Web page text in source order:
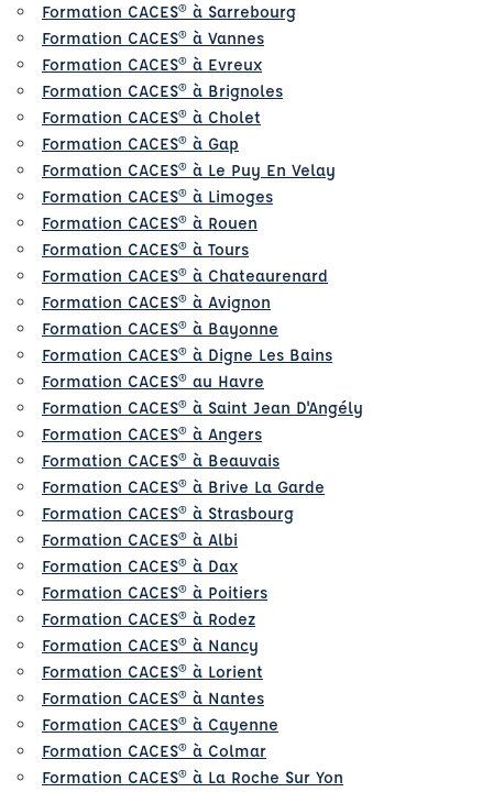
Formation CACES® à Sarrebourg
Formation CACES® à Vannes
Formation CACES® à Evreux
Formation CACES® à Brignoles
Formation CACES® à Cholet
Formation CACES® à Gap
Formation CACES® à Le Puy En Velay
Formation CACES® à Limoges
Formation CACES® à Rouen
Formation CACES® à Tours
Formation CACES® à Chateaurenard
Formation CACES® à Avignon
Formation CACES® à Bayonne
Formation CACES® à Digne Les Bains
Formation CACES® au Havre
Formation CACES® à Saint Jean D'Angély
Formation CACES® à Angers
Formation CACES® à Beauvais
Formation CACES® à Brive La Garde
Formation CACES® à Strasbourg
Formation CACES® à Albi
Formation CACES® à Dax
Formation CACES® à Poitiers
Formation CACES® à Rodez
Formation CACES® à Nancy
Formation CACES® à Lorient
Formation CACES® à Nantes
Formation CACES® à Cayenne
Formation CACES® à Colmar
Formation CACES® à La Roche Sur Yon